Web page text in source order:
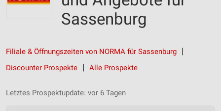
Sassenburg
Filiale & Öffnungszeiten von NORMA für Sassenburg
Discounter Prospekte
Alle Prospekte
Letztes Prospektupdate: vor 6 Tagen